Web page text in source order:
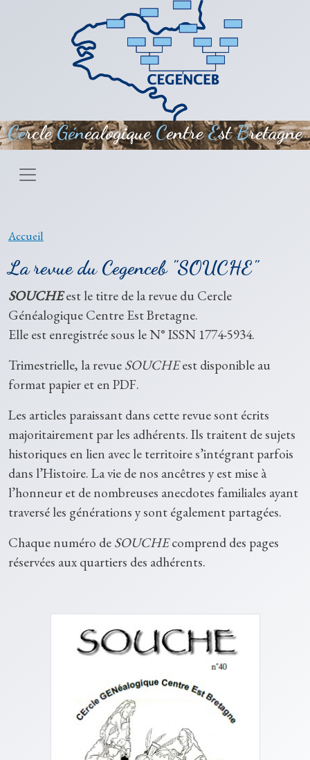
Aller au contenu principal
CercleGénéalogiqueCentreEstBretagne
Accueil
La revue du Cegenceb "SOUCHE"
SOUCHE est le titre de la revue du Cercle
Généalogique Centre Est Bretagne.
Elle est enregistrée sous le N° ISSN 1774-5934.
Trimestrielle, la revue SOUCHEest disponible au
format papier et en PDF.
Les articles paraissant dans cette revue sont écrits
majoritairement par les adhérents. Ils traitent de sujets
historiques en lien avec le territoire s’intégrant parfois
dans l’Histoire. La vie de nos ancêtres y est mise à
l’honneur et de nombreuses anecdotes familiales ayant
traversé les générations y sont également partagées.
Chaque numéro de SOUCHEcomprend des pages
réservées aux quartiers des adhérents.